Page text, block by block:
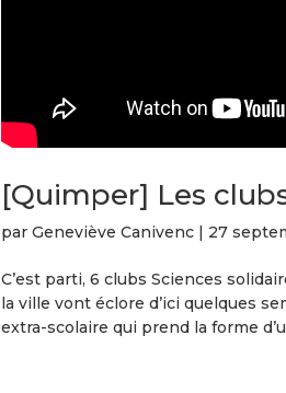
[Quimper] Les
par Geneviève Canivenc| 27
C’est parti, 6 clubs Sciences
la ville vont éclore d’ici quelques
extra-scolaire qui prend la forme